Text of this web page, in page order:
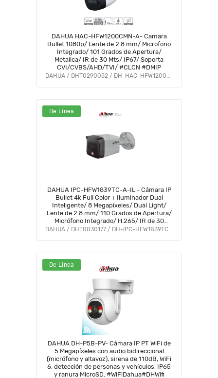
DAHUA HAC-HFW1200CMN-A- Camara
Bullet 1080p/ Lente de 2.8 mm/ Microfono
Integrado/ 101 Grados de Apertura/
Metalica/ IR de 30 Mts/ IP67/ Soporta
CVI/CVBS/AHD/TVI/ #CLCN #DMIP
DAHUA / DHT0290052 / DH-HAC-HFW1200CMN-A-0280B-S5
De Línea
DAHUA IPC-HFW1839TC-A-IL - Cámara IP
Bullet 4k Full Color + Iluminador Dual
Inteligente/ 8 Megapíxeles/ Dual Light/
Lente de 2.8 mm/ 110 Grados de Apertura/
Micrófono Integrado/ H.265/ IR de 30
Metros/ IP67/ PoE/ DWDR/
DAHUA / DHT0030177 / DH-IPC-HFW1839TC-A-IL
De Línea
DAHUA DH-P5B-PV- Cámara IP PT WiFi de
5 Megapíxeles con audio bidireccional
(micrófono y altavoz), sirena de 110dB, WiFi
6, detección de personas y vehículos, IP65
y ranura MicroSD. #WiFiDahua#DHWifi